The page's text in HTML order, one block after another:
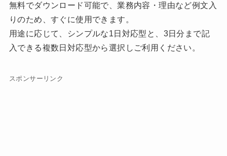
無料でダウンロード可能で、業務内容・理由など例文入
りのため、すぐに使用できます。
用途に応じて、シンプルな1日対応型と、3日分まで記
入できる複数日対応型から選択しご利用ください。
スポンサーリンク